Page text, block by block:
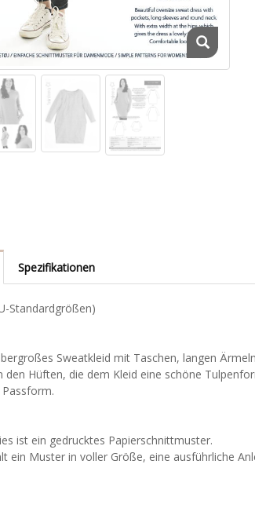
Spezifikationen
Standardgrößen)
Sweatkleid mit Taschen, langen
den Hüften, die dem Kleid eine schöne
ist ein gedrucktes Papierschnittmuster.
ein Muster in voller Größe, eine ausführliche